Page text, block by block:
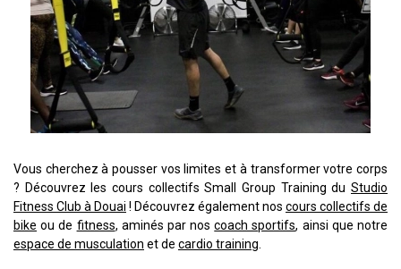
Vous cherchez à pousser vos limites et à transformer votre corps
? Découvrez les cours collectifs Small Group Training du Studio
Fitness Club à Douai ! Découvrez également nos cours collectifs de
bike ou de fitness, aminés par noscoach sportifs, ainsi que notre
espace de musculation et de cardio training